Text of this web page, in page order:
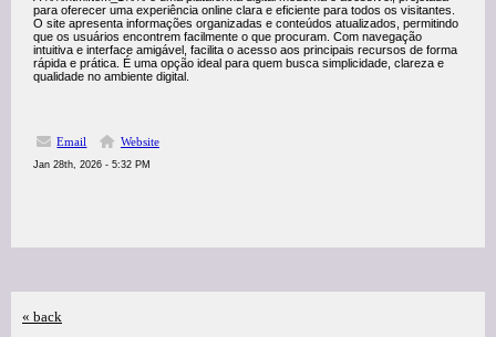
para oferecer uma experiência online clara e eficiente para todos os visitantes.
O site apresenta informações organizadas e conteúdos atualizados, permitindo
que os usuários encontrem facilmente o que procuram. Com navegação
intuitiva e interface amigável, facilita o acesso aos principais recursos de forma
rápida e prática. É uma opção ideal para quem busca simplicidade, clareza e
qualidade no ambiente digital.
Email Website
Jan 28th, 2026 - 5:32 PM
« back